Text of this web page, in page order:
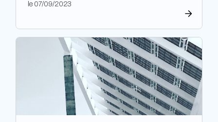
deviennent alors essentiels pour les propriétaires
tarifs de l’électricité. Cette initiative est
particulièrement cruciale pour les logements
qualifiés de passoires thermiques, qui connaissent
d’importants […]
le 07/09/2023